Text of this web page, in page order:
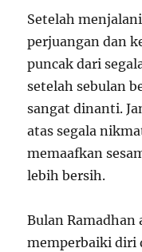
Setelah
perjuangan dan
puncak dari
setelah sebulan
sangat dinanti.
atas segala
memaafkan
lebih bersih.
Bulan
memperbaiki diri